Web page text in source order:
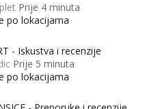
Prije 4 minuta
po lokacijama
- Iskustva i recenzije
Prije 5 minuta
po lokacijama